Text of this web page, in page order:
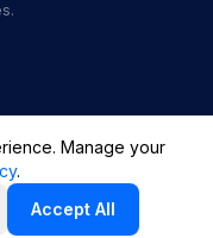
Manage your
.
Accept All